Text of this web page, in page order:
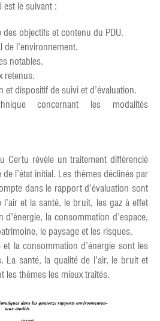
est le suivant :
des objectifs et contenu du PDU.
de l’environnement.
notables.
retenus.
et dispositif de suivi et d’évaluation.
concernant les modalités
Certu révèle un traitement différencié
l’état initial. Les thèmes déclinés par
dans le rapport d’évaluation sont
et la santé, le bruit, les gaz à effet
la consommation d’espace,
le paysage et les risques.
la consommation d’énergie sont les
La santé, la qualité de l’air, le bruit et
les thèmes les mieux traités.